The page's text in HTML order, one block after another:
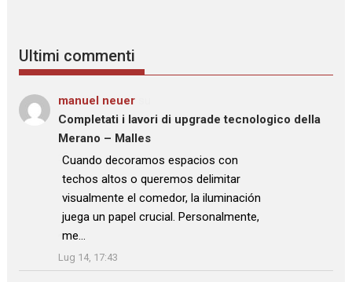
Ultimi commenti
manuel neuer
Completati i lavori di upgrade tecnologico della
Merano – Malles
: “
Cuando decoramos espacios con
techos altos o queremos delimitar
visualmente el comedor, la iluminación
juega un papel crucial. Personalmente,
me…
”
Lug 14, 17:43